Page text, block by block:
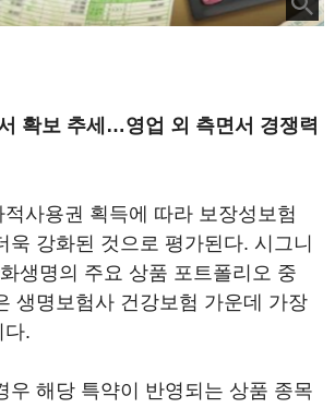
확보 추세…영업 외 측면서 경쟁력
사용권 획득에 따라 보장성보험
욱 강화된 것으로 평가된다. 시그니
생명의 주요 상품 포트폴리오 중
생명보험사 건강보험 가운데 가장
다.
우 해당 특약이 반영되는 상품 종목